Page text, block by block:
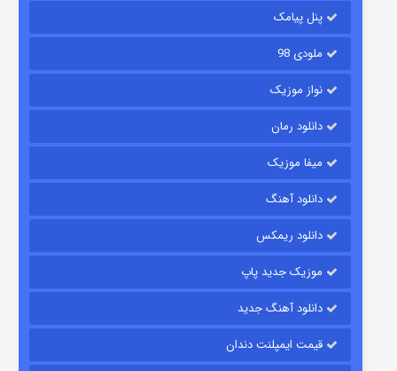
قسمت
پنل پیامک
ملودی 98
نواز موزیک
دانلود رمان
میفا موزیک
دانلود آهنگ
دانلود ریمکس
موزیک جدید پاپ
دانلود آهنگ جدید
قیمت ایمپلنت دندان